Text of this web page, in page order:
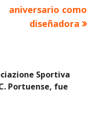
aniversario como
diseñadora
Sportiva
Portuense, fue